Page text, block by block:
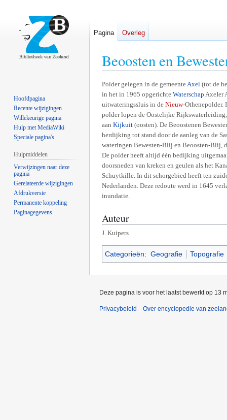
Beoosten en
Naar
navigatie
springen
Naar
zoeken
springen
Polder gelegen in de gemeenteAxel (tot de
in het in 1965 opgerichte Waterschap AxeIer
uitwateringssluis in de Nieuw-
polder lopen de Oostelijke
aan Kijkuit (oosten). De Beoostenen
herdijking tot stand door de aanleg van de
wateringen Bewesten-Blij en Beoosten-Blij,
De polder heeft altijd één bedijking
doorsneden van kreken en geulen als het
Schuytkille. In dit schorgebied heeft ten
Nederlanden. Deze redoute werd in 1645
inundatie.
Auteur
J. Kuipers
Categorieën: Geografie Topografie
Pagina Overleg
Hoofdpagina
Recente wijzigingen
Willekeurige pagina
Hulp met MediaWiki
Speciale pagina's
Hulpmiddelen
Verwijzingen naar deze
pagina
Gerelateerde wijzigingen
Afdrukversie
Permanente koppeling
Paginagegevens
Deze pagina is voor het laatst bewerkt op 13
Privacybeleid Over encyclopedie van